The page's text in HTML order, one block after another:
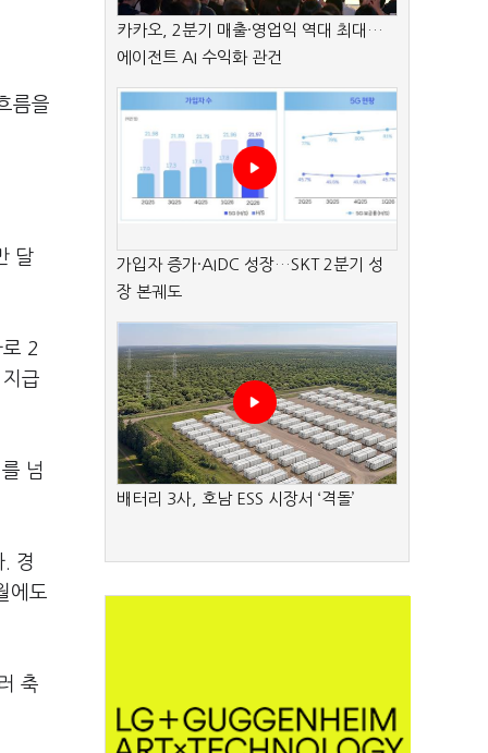
름을
달
2
급
넘
. 경
에도
축
카카오, 2분기 매출·영업익 역대 최대…
에이전트 AI 수익화 관건
가입자 증가·AIDC 성장…SKT 2분기 성
장 본궤도
배터리 3사, 호남 ESS 시장서 ‘격돌’